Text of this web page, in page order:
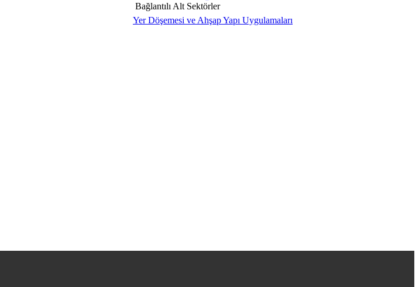
Bağlantılı Alt Sektörler
Yer Döşemesi ve Ahşap Yapı Uygulamaları